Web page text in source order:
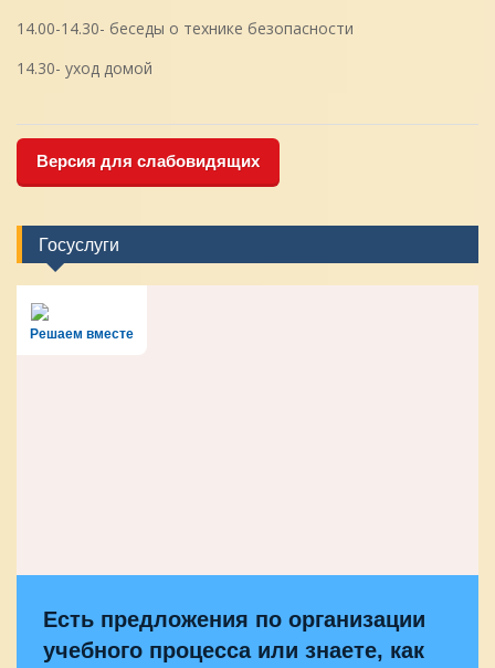
14.00-14.30- беседы о технике безопасности
14.30- уход домой
Версия для слабовидящих
Госуслуги
Решаем вместе
Есть предложения по организации
учебного процесса или знаете, как